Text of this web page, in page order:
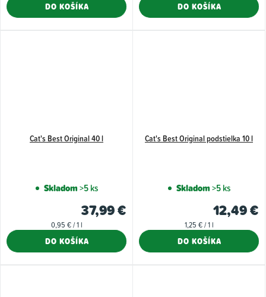
DO KOŠÍKA DO KOŠÍKA
Cat's Best Original 40 l
Skladom>5 ks
37,99 €
Jednotková
0,95 € / 1 l
DO KOŠÍKA
Cat's Best Original podstielka 10 l
Skladom>5 ks
12,49 €
Jednotková
1,25 € / 1 l
DO KOŠÍKA